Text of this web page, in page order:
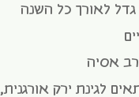
לאורך כל השנה
אסיה
לגינת ירק אורגנית,